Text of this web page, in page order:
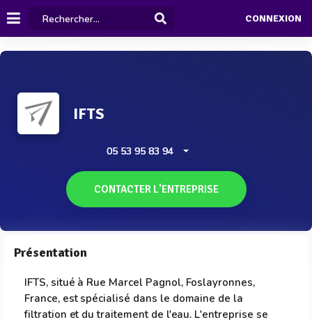
CONNEXION
IFTS
05 53 95 83 94
CONTACTER L'ENTREPRISE
Présentation
IFTS, situé à Rue Marcel Pagnol, Foslayronnes,
France, est spécialisé dans le domaine de la
filtration et du traitement de l'eau. L'entreprise se